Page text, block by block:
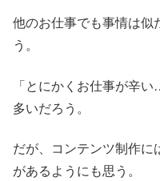
他のお仕事でも事情は似
う。
「とにかくお仕事が辛
多いだろう。
だが、コンテンツ制作に
があるようにも思う。